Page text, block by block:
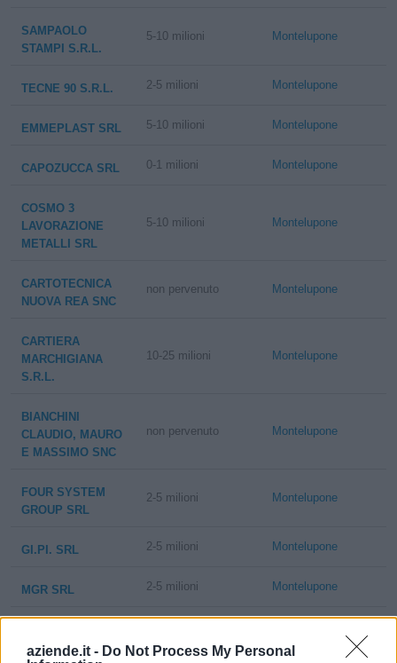
aziende.it - Do Not Process My Personal
SAMPAOLO
STAMPI S.R.L.
5-10 milioni Montelupone
TECNE 90 S.R.L. 2-5 milioni Montelupone
EMMEPLAST SRL 5-10 milioni Montelupone
CAPOZUCCA SRL 0-1 milioni Montelupone
COSMO 3
LAVORAZIONE
METALLI SRL
5-10 milioni Montelupone
CARTOTECNICA
NUOVA REA SNC
non pervenuto Montelupone
CARTIERA
MARCHIGIANA
S.R.L.
10-25 milioni Montelupone
BIANCHINI
CLAUDIO, MAURO
E MASSIMO SNC
non pervenuto Montelupone
FOUR SYSTEM
GROUP SRL
2-5 milioni Montelupone
GI.PI. SRL 2-5 milioni Montelupone
MGR SRL 2-5 milioni Montelupone